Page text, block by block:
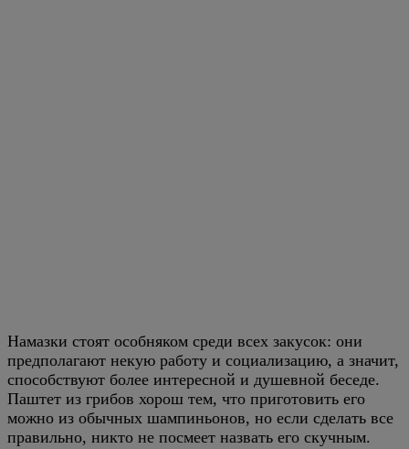
Намазки стоят особняком среди всех закусок: они
предполагают некую работу и социализацию, а значит,
способствуют более интересной и душевной беседе.
Паштет из грибов хорош тем, что приготовить его
можно из обычных шампиньонов, но если сделать все
правильно, никто не посмеет назвать его скучным.